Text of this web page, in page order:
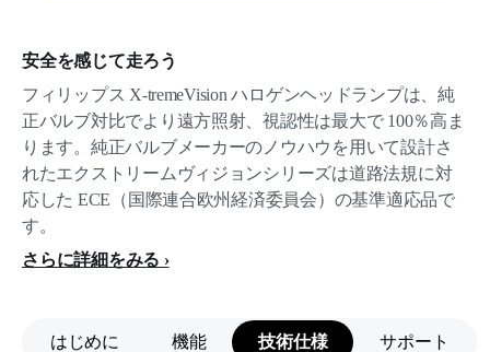
安全を感じて走ろう
フィリップス X-tremeVision ハロゲンヘッドランプは、純
正バルブ対比でより遠方照射、視認性は最大で 100％高ま
ります。純正バルブメーカーのノウハウを用いて設計さ
れたエクストリームヴィジョンシリーズは道路法規に対
応した ECE（国際連合欧州経済委員会）の基準適応品で
す。
さらに詳細をみる
はじめに 機能 技術仕様 サポート